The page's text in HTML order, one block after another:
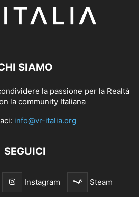
SIAMO
la passione per la Realtà
la community Italiana
info@vr-italia.org
SEGUICI
Instagram Steam